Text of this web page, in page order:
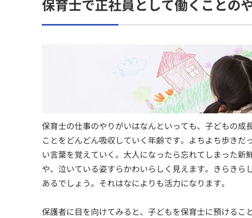
保育士で正社員として働くことの
保育士の仕事のやりがいはなんといっても、子どもの
ことをどんどん吸収していく年齢です。よちよち歩き
い言葉を覚えていく。大人になったら忘れてしまった
や、泣いている姿すらかわいらしく見えます。きらき
あるでしょう。それはなによりも活力になります。
保護者に目を向けてみると、子どもを保育士に預ける